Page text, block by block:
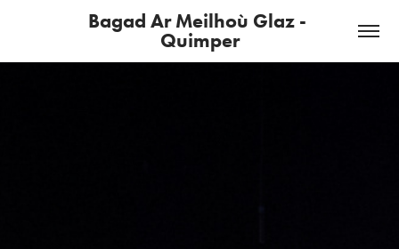
Bagad Ar Meilhoù Glaz -
Quimper